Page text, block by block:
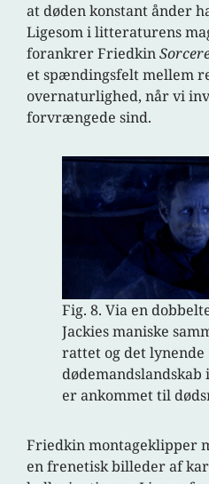
at døden konstant ånder
Ligesom i litteraturens
forankrer Friedkin
et spændingsfelt mellem
overnaturlighed, når vi
forvrængede sind.
Fig. 8. Via en
Jackies maniske
rattet og det lynende
er ankommet til
Friedkin montageklipper
en frenetisk billeder af